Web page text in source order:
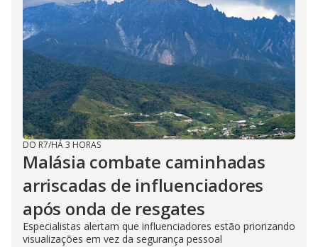
DO R7/HÁ 3 HORAS
Malásia combate caminhadas
arriscadas de influenciadores
após onda de resgates
Especialistas alertam que influenciadores estão priorizando
visualizações em vez da segurança pessoal